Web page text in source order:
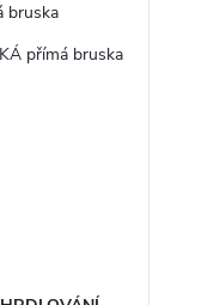
bruska
přímá bruska